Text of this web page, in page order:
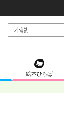
絵本ひろば